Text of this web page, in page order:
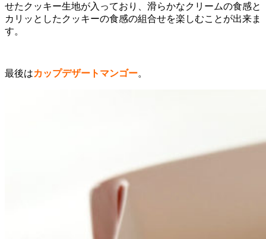
せたクッキー生地が入っており、滑らかなクリームの食感と
カリッとしたクッキーの食感の組合せを楽しむことが出来ま
す。
最後はカップデザートマンゴー。